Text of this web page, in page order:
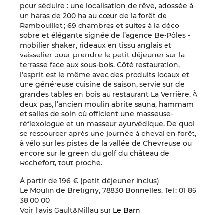
pour séduire : une localisation de rêve, adossée à
un haras de 200 ha au cœur de la forêt de
Rambouillet ; 69 chambres et suites à la déco
sobre et élégante signée de l’agence Be-Pôles -
mobilier shaker, rideaux en tissu anglais et
vaisselier pour prendre le petit déjeuner sur la
terrasse face aux sous-bois. Côté restauration,
l’esprit est le même avec des produits locaux et
une généreuse cuisine de saison, servie sur de
grandes tables en bois au restaurant La Verrière. À
deux pas, l’ancien moulin abrite sauna, hammam
et salles de soin où officient une masseuse-
réflexologue et un masseur ayurvédique. De quoi
se ressourcer après une journée à cheval en forêt,
à vélo sur les pistes de la vallée de Chevreuse ou
encore sur le green du golf du château de
Rochefort, tout proche.
À partir de 196 € (petit déjeuner inclus)
Le Moulin de Brétigny, 78830 Bonnelles. Tél : 01 86
38 00 00
Voir l'avis Gault&Millau sur Le Barn